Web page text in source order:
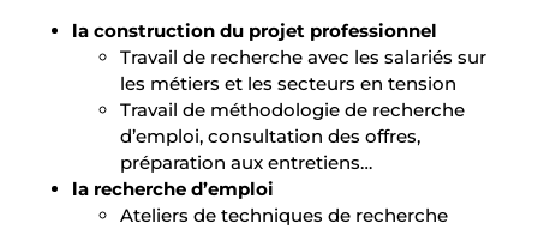
la construction du projet professionnel
Travail de recherche avec les salariés sur
les métiers et les secteurs en tension
Travail de méthodologie de recherche
d’emploi, consultation des offres,
préparation aux entretiens…
la recherche d’emploi
Ateliers de techniques de recherche